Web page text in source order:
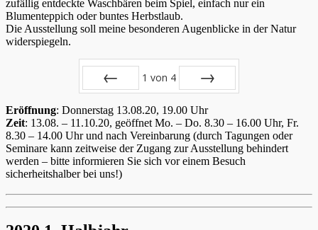
zufällig entdeckte Waschbären beim Spiel, einfach nur ein
Blumenteppich oder buntes Herbstlaub.
Die Ausstellung soll meine besonderen Augenblicke in der Natur
widerspiegeln.
1 von 4
Eröffnung: Donnerstag 13.08.20, 19.00 Uhr
Zeit: 13.08. – 11.10.20, geöffnet Mo. – Do. 8.30 – 16.00 Uhr, Fr.
8.30 – 14.00 Uhr und nach Vereinbarung (durch Tagungen oder
Seminare kann zeitweise der Zugang zur Ausstellung behindert
werden – bitte informieren Sie sich vor einem Besuch
sicherheitshalber bei uns!)